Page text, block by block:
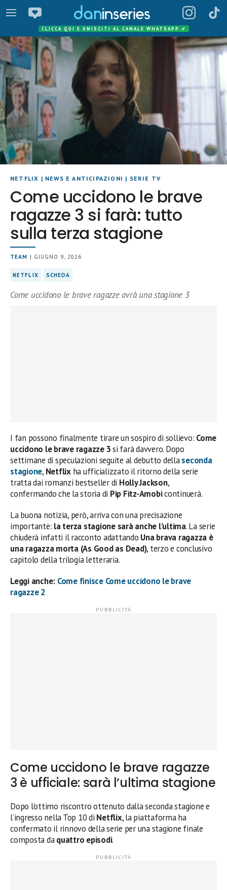
CLICCA QUI E UNISCITI AL CANALE WHATSAPP ✔
NETFLIX | NEWS E ANTICIPAZIONI | SERIE TV
Come uccidono le brave
ragazze 3 si farà: tutto
sulla terza stagione
TEAM | GIUGNO 9, 2026
NETFLIX SCHEDA
Come uccidono le brave ragazze avrà una stagione 3
I fan possono finalmente tirare un sospiro di sollievo: Come
uccidono le brave ragazze 3si farà davvero. Dopo
settimane di speculazioni seguite al debutto dellaseconda
stagione, Netflixha ufficializzato il ritorno della serie
tratta dai romanzi bestseller di Holly Jackson,
confermando che la storia di Pip Fitz-Amobicontinuerà.
La buona notizia, però, arriva con una precisazione
importante: la terza stagione sarà anche l’ultima. La serie
chiuderà infatti il racconto adattando Una brava ragazza è
una ragazza morta (As Good as Dead), terzo e conclusivo
capitolo della trilogia letteraria.
Leggi anche: Come finisce Come uccidono le brave
ragazze 2
Come uccidono le brave ragazze
3 è ufficiale: sarà l’ultima stagione
Dopo l’ottimo riscontro ottenuto dalla seconda stagione e
l’ingresso nella Top 10 di Netflix, la piattaforma ha
confermato il rinnovo della serie per una stagione finale
composta daquattro episodi.